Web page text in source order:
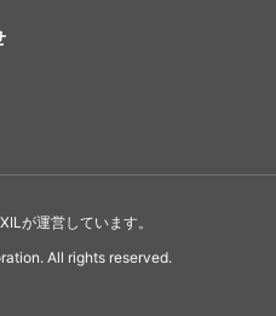
が運営しています。
All rights reserved.